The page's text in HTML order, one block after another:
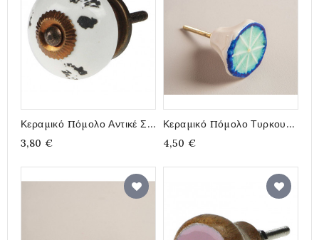
Κεραμικό Πόμολο Αντικέ Σε
3,80 €
Κεραμικό Πόμολο Τυρκουάζ
4,50 €